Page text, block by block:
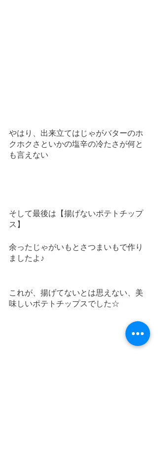
やはり、出来立てはじゃがバターのホ
クホクさといかの塩辛の冷たさが何と
も言えない
そして最後は【揚げないポテトチップ
ス】
余ったじゃがいもとさつまいもで作り
ましたよ♪
これが、揚げてないとは思えない、美
味しいポテトチップスでした☆